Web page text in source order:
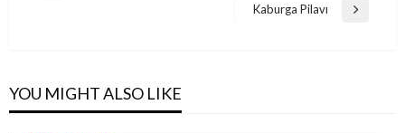
Next
Kaburga Pilavı
YOU MIGHT ALSO LIKE